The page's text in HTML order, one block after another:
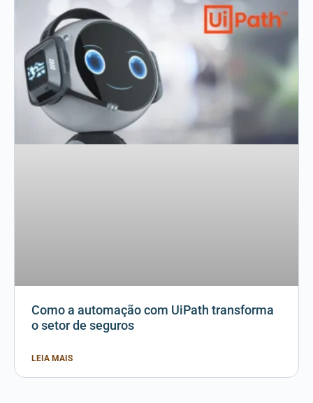
Como a automação com UiPath transforma
o setor de seguros
LEIA MAIS